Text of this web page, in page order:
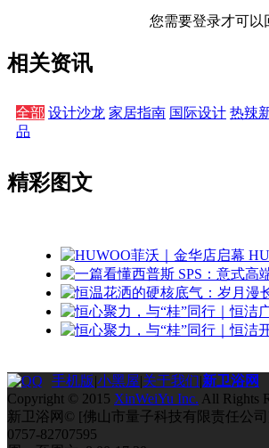
您需要登录才可以
相关资讯
全部 设计沙龙 家居指南 国际设计 热辣
品
精彩图文
手机版|小黑屋|关于我们|新卫浴网
Copyright © 2015 XinWeiYu Inc. All Rights
新卫浴网© [佛山市量子科技有限责任公
0757-82707595